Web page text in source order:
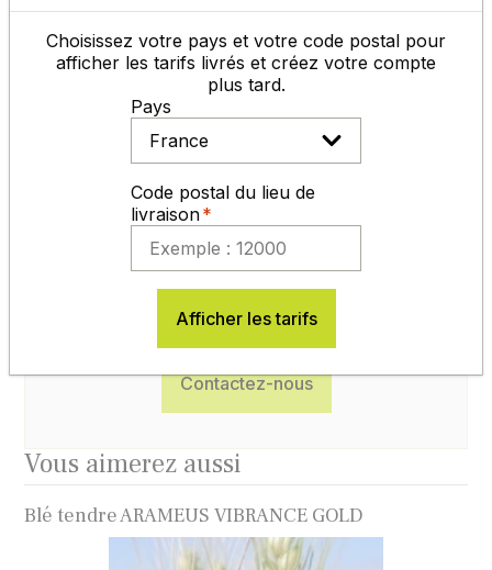
Télécharger
ACCUEIL, CONSEILS, SAV
du lundi au vendredi
de 8h30 à 12h et de 14h à 17h30
05 65 77 99 70
Contactez-nous
Vous aimerez aussi
Blé tendre ARAMEUS VIBRANCE GOLD
Choisissez votre pays et votre code postal pour
afficher les tarifs livrés et créez votre compte
plus tard.
Pays
Code postal du lieu de
livraison
Afficher les tarifs